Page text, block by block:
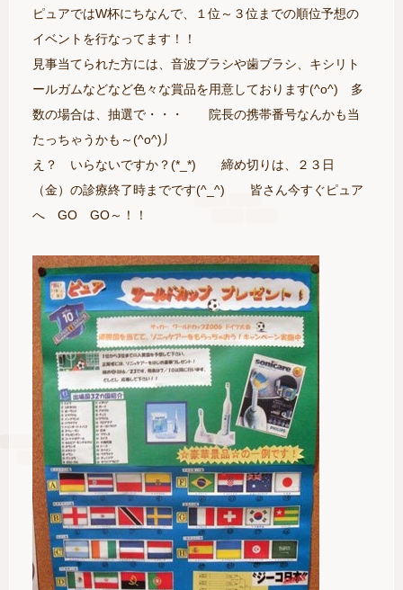
ピュアではW杯にちなんで、１位～３位までの順位予想の
イベントを行なってます！！
見事当てられた方には、音波ブラシや歯ブラシ、キシリト
ールガムなどなど色々な賞品を用意しております(^o^) 多
数の場合は、抽選で・・・ 院長の携帯番号なんかも当
たっちゃうかも～(^o^)丿
え？ いらないですか？(*_*) 締め切りは、２３日
（金）の診療終了時までです(^_^) 皆さん今すぐピュア
へ GO GO～！！